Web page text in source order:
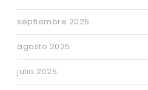
septiembre 2025
agosto 2025
julio 2025